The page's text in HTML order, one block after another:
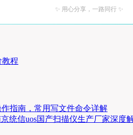
✨ 用心分享，一路同行 ✨
教程
作指南，常用写文件命令详解
统信uos国产扫描仪生产厂家深度